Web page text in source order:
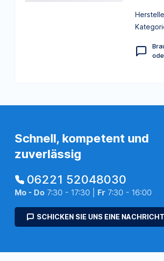
Schnell, kompetent und
zuverlässig
06221 52048030
Mo - Do 7:30 - 17:30 | Fr 7:30 - 16:00
SCHICKEN SIE UNS EINE NACHRICHT